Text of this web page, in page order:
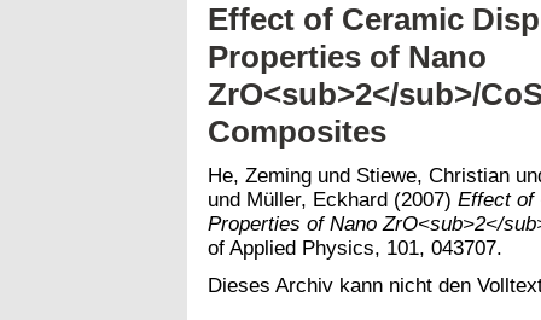
Effect of Ceramic
Properties of Nano
ZrO<sub>2</sub>/
Composites
He, Zeming und Stiewe, Christian
und Müller, Eckhard (2007) Effect of
Properties of Nano ZrO<sub>2</
of Applied Physics, 101, 043707.
Dieses Archiv kann nicht den